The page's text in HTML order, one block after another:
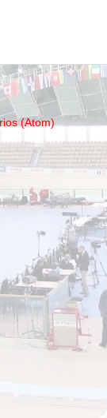
(Atom)